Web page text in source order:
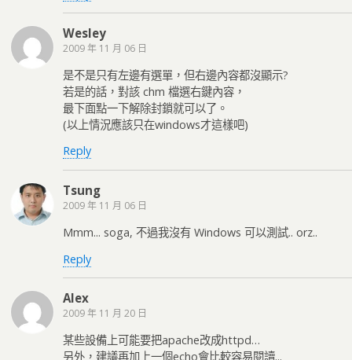
Wesley
2009 年 11 月 06 日
是不是只有左邊有選單，但右邊內容都沒顯示?
若是的話，對該 chm 檔選右鍵內容，
最下面點一下解除封鎖就可以了。
(以上情況應該只在windows才這樣吧)
Reply
Tsung
2009 年 11 月 06 日
Mmm... soga, 不過我沒有 Windows 可以測試.. orz..
Reply
Alex
2009 年 11 月 20 日
某些設備上可能要把apache改成httpd…
另外，建議再加上一個echo會比較容易閱讀...